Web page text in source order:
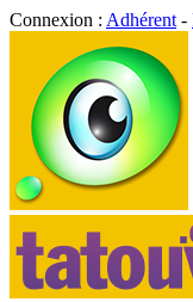
Connexion : Adhérent -